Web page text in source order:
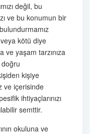
değil, bu
ve bu konumun bir
kötü diye
ve yaşam tarzınıza
kişiye
ve içerisinde
ihtiyaçlarınızı
semttir.
okuluna ve